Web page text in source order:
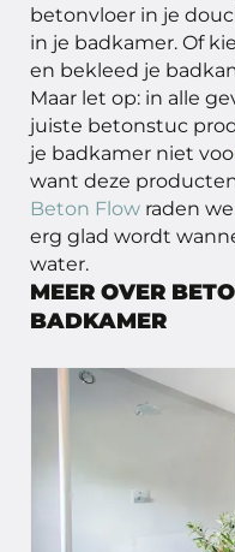
betonvloer in je
in je badkamer. Of
en bekleed je
Maar let op: in alle
juiste betonstuc
je badkamer niet
want deze
Beton Flow raden
erg glad wordt
water.
MEER OVER
BADKAMER